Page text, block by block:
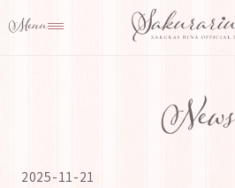
News
2025-11-21